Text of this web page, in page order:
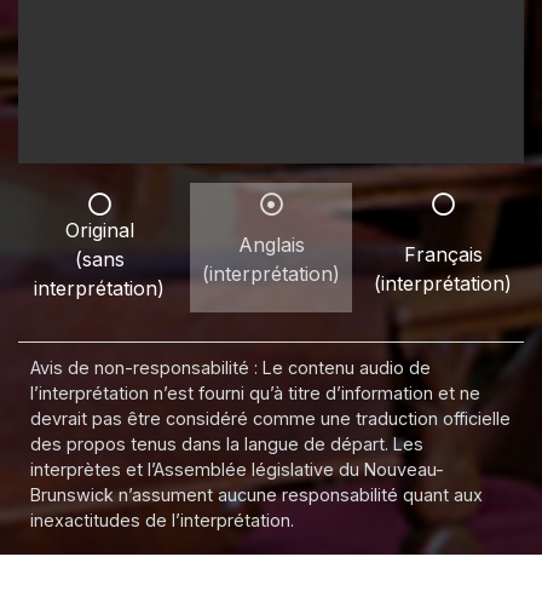
Original
(sans
interprétation)
Anglais
(interprétation)
Français
(interprétation)
Avis de non-responsabilité : Le contenu audio de
l’interprétation n’est fourni qu’à titre d’information et ne
devrait pas être considéré comme une traduction officielle
des propos tenus dans la langue de départ. Les
interprètes et l’Assemblée législative du Nouveau-
Brunswick n’assument aucune responsabilité quant aux
inexactitudes de l’interprétation.